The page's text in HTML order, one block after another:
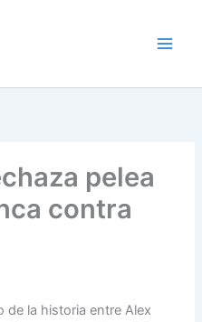
pelea
contra
de la historia entre Alex